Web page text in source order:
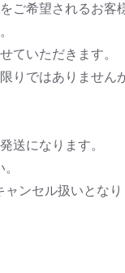
ご希望されるお客
ていただきます。
ではありません
送になります。
ンセル扱いとなり